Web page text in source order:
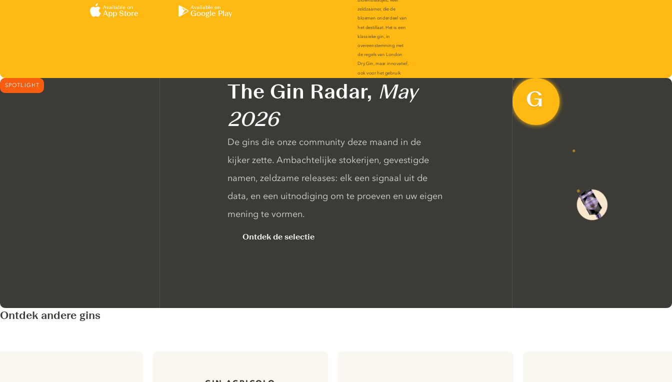
Available on
App Store
Available on
Google Play
SPOTLIGHT The Gin Radar, May
2026
De gins die onze community deze maand in de
kijker zette. Ambachtelijke stokerijen, gevestigde
namen, zeldzame releases: elk een signaal uit de
data, en een uitnodiging om te proeven en uw eigen
mening te vormen.
Ontdek de selectie
Ontdek andere gins